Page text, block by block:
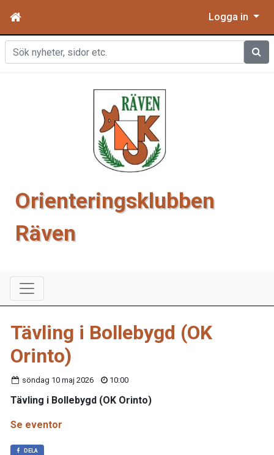
Logga in
Sök
Orienteringsklubben
Räven
Tävling i Bollebygd (OK
Orinto)
söndag 10 maj 2026 10:00
Tävling i Bollebygd (OK Orinto)
Se eventor
DELA